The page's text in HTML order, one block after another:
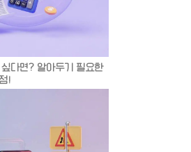
다면? 알아두기 필요한
!